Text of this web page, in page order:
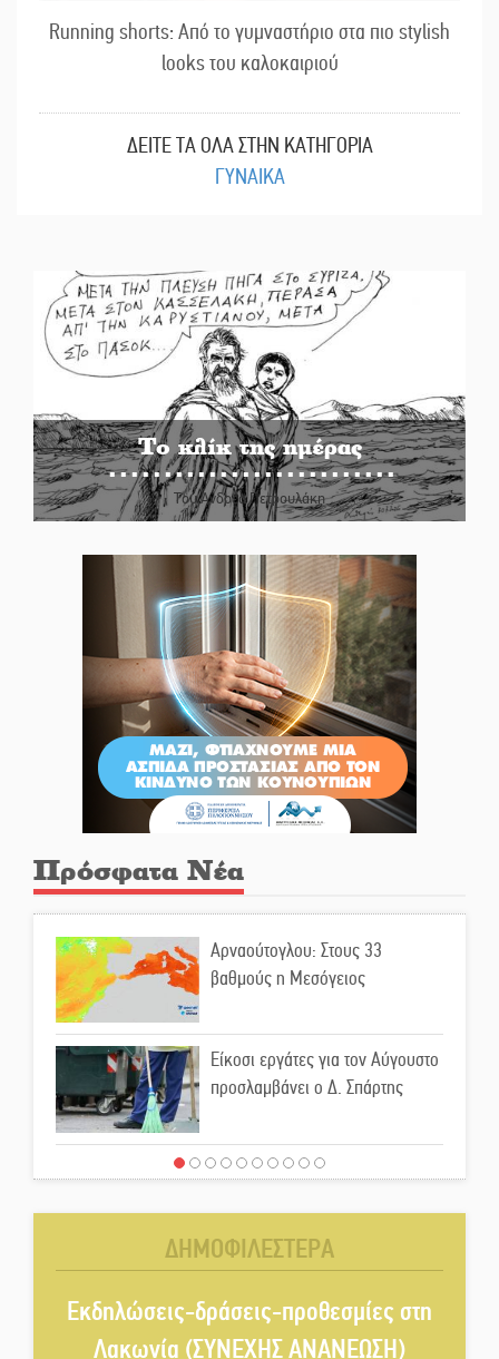
Running shorts: Από το γυμναστήριο στα πιο stylish
looks του καλοκαιριού
ΔΕΙΤΕ ΤΑ ΟΛΑ ΣΤΗΝ ΚΑΤΗΓΟΡΙΑ
ΓΥΝΑΙΚΑ
Το κλίκ της ημέρας
Του Ανδρέα Πετρουλάκη
Πρόσφατα Νέα
Αρναούτογλου: Στους 33
βαθμούς η Μεσόγειος
Είκοσι εργάτες για τον Αύγουστο
προσλαμβάνει ο Δ. Σπάρτης
Μιχάλης Μπότας: Digital
εργασίας για την ελληνική
Νέα σύνθεση στη Νομαρχιακή
ΔΗΜΟΦΙΛΕΣΤΕΡΑ
Εκδηλώσεις-δράσεις-προθεσμίες στη
Λακωνία (ΣΥΝΕΧΗΣ ΑΝΑΝΕΩΣΗ)